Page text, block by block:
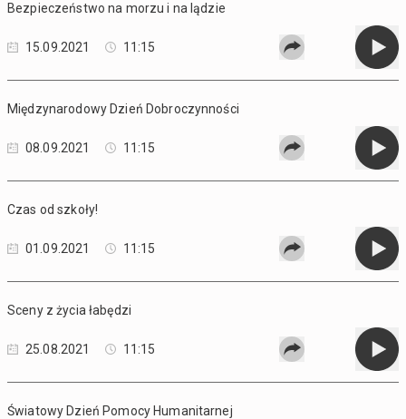
Bezpieczeństwo na morzu i na lądzie
15.09.2021 11:15
Międzynarodowy Dzień Dobroczynności
08.09.2021 11:15
Czas od szkoły!
01.09.2021 11:15
Sceny z życia łabędzi
25.08.2021 11:15
Światowy Dzień Pomocy Humanitarnej